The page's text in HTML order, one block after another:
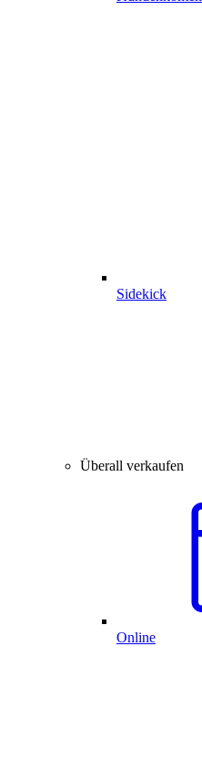
Sidekick
Überall verkaufen
Online